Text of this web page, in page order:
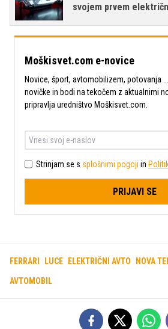
svojem prvem
Moškisvet.com e-novice
Novice, šport, avtomobilizem, potovanja
novičke in bodi na tekočem z aktualnimi
pripravlja uredništvo Moškisvet.com.
Strinjam se s splošnimi pogoji in
PRIJAVI SE
FERRARI LUCE ELEKTRIČNI AVTO NOVA
AVTOMOBIL